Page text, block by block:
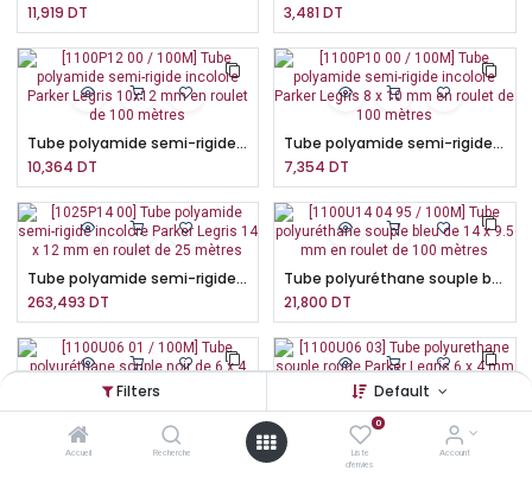
Filters Default
Accueil Recherche
0
Liste
d'envies
Account
11,919 DT
3,481DT
Tube polyamide semi-rigide incolore Parker Legris 10x12 mm en roulet de 100 mètres
10,364 DT
Tube polyamide semi-rigide incolore Parker Legris 8 x 10 mm en roulet de 100 mètres
7,354 DT
Tube polyamide semi-rigide incolore Parker Legris 14 x 12 mm en roulet de 25 mètres
263,493 DT
Tube polyuréthane souple bleu de 14 x 9.5 mm en roulet de 100 mètres
21,800 DT
Tube polyuréthane souple noir de 6 x 4 mm en roulet de 100 mètres
DT
Tube polyurethane souple rouge Parker Legris 6 x 4 mm en roulet de 100 mètres
371,583
DT